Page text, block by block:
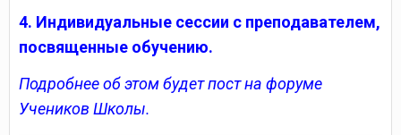
4. Индивидуальные сессии с преподавателем,
посвященные обучению.
Подробнее об этом будет пост на форуме
Учеников Школы.